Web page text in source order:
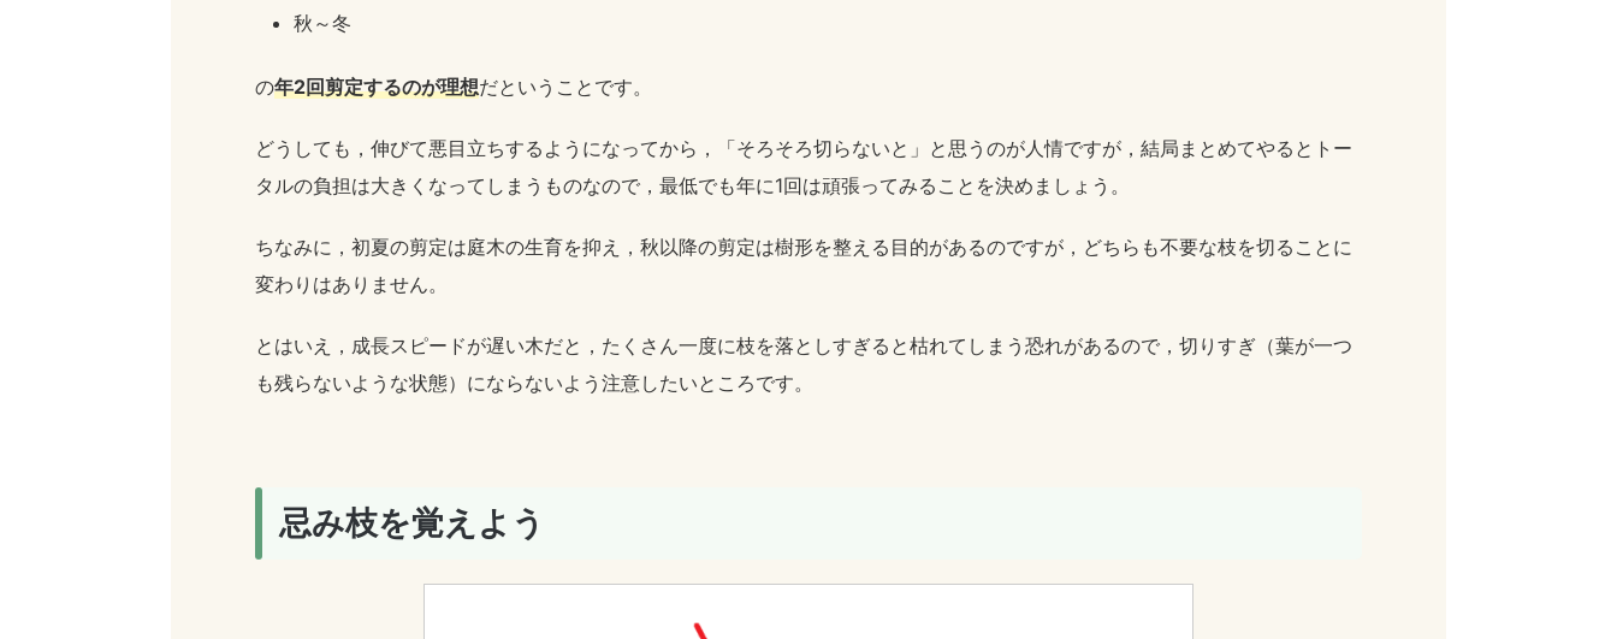
秋～冬
の年2回剪定するのが理想だということです。
どうしても，伸びて悪目立ちするようになってから，「そろそろ切らないと」と思うのが人情ですが，結局まとめてやるとトー
タルの負担は大きくなってしまうものなので，最低でも年に1回は頑張ってみることを決めましょう。
ちなみに，初夏の剪定は庭木の生育を抑え，秋以降の剪定は樹形を整える目的があるのですが，どちらも不要な枝を切ることに
変わりはありません。
とはいえ，成長スピードが遅い木だと，たくさん一度に枝を落としすぎると枯れてしまう恐れがあるので，切りすぎ（葉が一つ
も残らないような状態）にならないよう注意したいところです。
忌み枝を覚えよう